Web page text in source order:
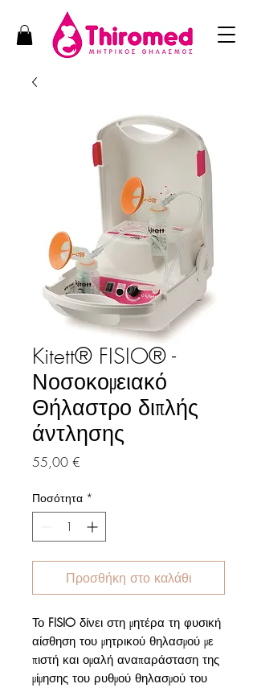
Kitett® FISIO® -
Νοσοκομειακό
Θήλαστρο διπλής
άντλησης
55,00 €
Ποσότητα *
Προσθήκη στο καλάθι
Το FISIO δίνει στη μητέρα τη φυσική
αίσθηση του μητρικού θηλασμού με
πιστή και ομαλή αναπαράσταση της
μίμησης του ρυθμού θηλασμού του